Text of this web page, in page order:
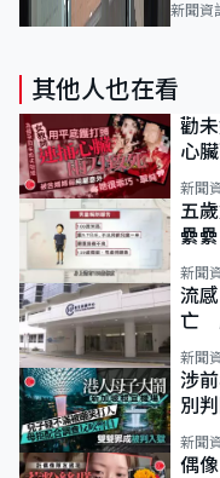
新聞資
其他人也在看
勸
心
新聞
五
纍
類
新聞
流
亡
新聞
涉
別
新聞
偶